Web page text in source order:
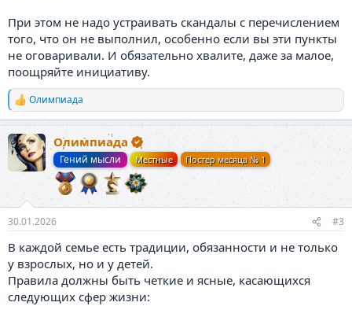
При этом не надо устраивать скандалы с перечислением
того, что он не выполнил, особенно если вы эти пункты
не оговаривали. И обязательно хвалите, даже за малое,
поощряйте инициативу.
Р
е
к
ц
Олимпиада
Олимпиада
Гений мысли Местные Постер месяца № 1
30.01.2026 #3
В каждой семье есть традиции, обязанности и не только
у взрослых, но и у детей.
Правила должны быть четкие и ясные, касающихся
следующих сфер жизни: